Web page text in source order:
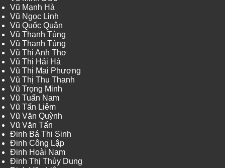
Vũ Mạnh Hà
Vũ Ngọc Linh
Vũ Quốc Quân
Vũ Thanh Tùng
Vũ Thanh Tùng
Vũ Thị Anh Thơ
Vũ Thị Hải Hà
Vũ Thị Mai Phương
Vũ Thị Thu Thanh
Vũ Trọng Minh
Vũ Tuấn Nam
Vũ Tấn Liêm
Vũ Văn Quỳnh
Vũ Văn Tấn
Đinh Bá Thi Sinh
Đinh Công Lập
Đinh Hoài Nam
Đinh Thị Thùy Dung